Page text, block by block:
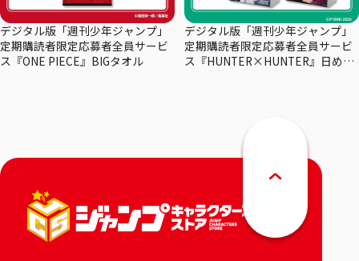
デジタル版「週刊少年ジャンプ」
定期購読者限定応募者全員サービ
ス『ONE PIECE』BIGタオル
デジタル版「週刊少年ジャンプ」
定期購読者限定応募者全員サービ
ス『HUNTER×HUNTER』日めく